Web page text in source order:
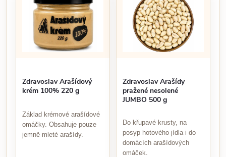
Zdravoslav Arašídový
krém 100% 220 g
Základ krémové arašídové
omáčky. Obsahuje pouze
jemně mleté arašídy.
Zdravoslav Arašídy
pražené nesolené
JUMBO 500 g
Do křupavé krusty, na
posyp hotového jídla i do
domácích arašídových
omáček.